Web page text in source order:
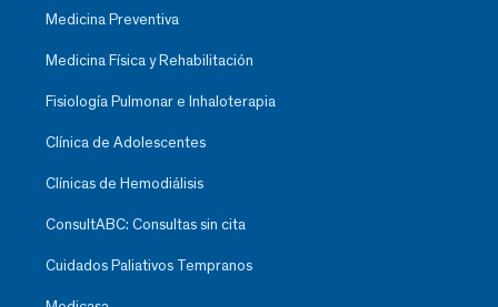
Medicina Preventiva
Medicina Física y Rehabilitación
Fisiología Pulmonar e Inhaloterapia
Clínica de Adolescentes
Clínicas de Hemodiálisis
ConsultABC: Consultas sin cita
Cuidados Paliativos Tempranos